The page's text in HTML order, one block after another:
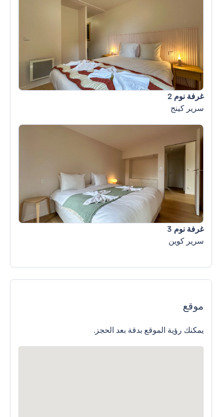
غرفة نوم 2
سرير كينج
غرفة نوم 3
سرير كوين
موقع
يمكنك رؤية الموقع بدقة بعد الحجز.